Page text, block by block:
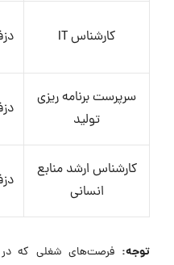
کارشناس IT
سرپرست برنامه ریزی
تولید
کارشناس ارشد منابع
انسانی
توجه: فرصت‌های شغلی که در